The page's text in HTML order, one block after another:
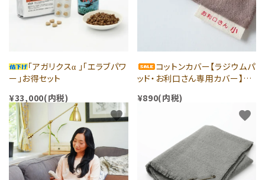
お問い合わせ
「アガリクスα 」「エラブパワ
ー」お得セット
¥33,000(内税)
コットンカバー【ラジウムパ
ッド・お利口さん専用カバー】セ
¥890(内税)
favorite favorite